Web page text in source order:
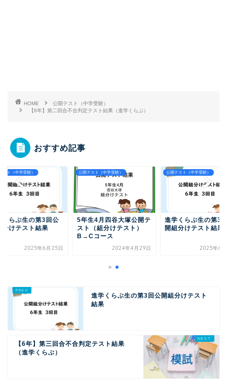
HOME
公開テスト（中学受験）
【6年】第二回合不合判定テスト結果（進学くらぶ）
おすすめ記事
スト（中学受験）
くらぶ生の第3回公
分けテスト結果
2025年6月25日
公開テスト（中学受験）
5年生4月四谷大塚公開テ
スト（組分けテスト）
B→Cコース
2024年4月29日
公開テスト（中学受験）
進学くらぶ生の第3
開組分けテスト結果
2025年6
進学くらぶ生の第3回公開組分けテスト
結果
【6年】第三回合不合判定テスト結果
（進学くらぶ）